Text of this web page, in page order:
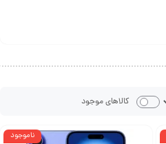
کالاهای موجود
ناموجود